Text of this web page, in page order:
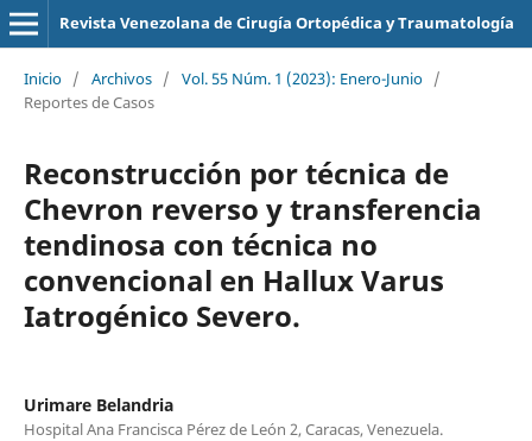
Revista Venezolana de Cirugía Ortopédica y Traumatología
Inicio / Archivos / Vol. 55 Núm. 1 (2023): Enero-Junio /
Reportes de Casos
Reconstrucción por técnica de
Chevron reverso y transferencia
tendinosa con técnica no
convencional en Hallux Varus
Iatrogénico Severo.
Urimare Belandria
Hospital Ana Francisca Pérez de León 2, Caracas, Venezuela.